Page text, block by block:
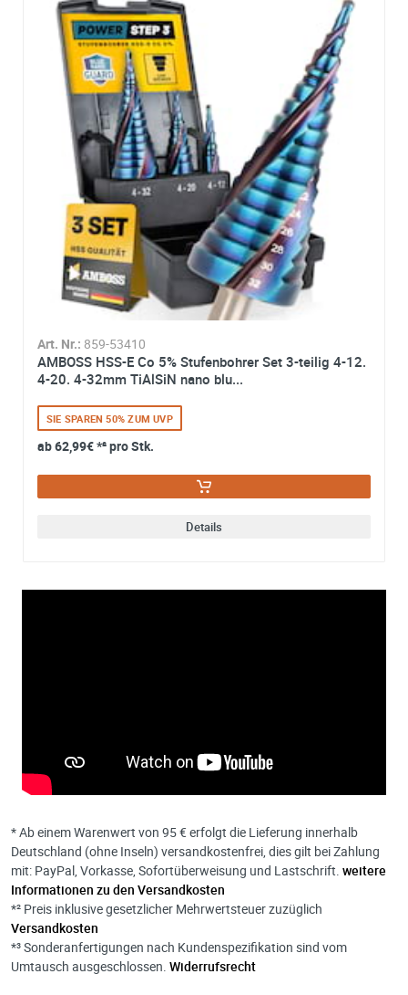
Art. Nr.: 859-53410
AMBOSS HSS-E Co 5% Stufenbohrer Set 3-teilig 4-12.
4-20. 4-32mm TiAlSiN nano blu...
SIE SPAREN 50% ZUM UVP
ab62,99€*² pro Stk.
Details
* Ab einem Warenwert von 95 € erfolgt die Lieferung innerhalb
Deutschland (ohne Inseln) versandkostenfrei, dies gilt bei Zahlung
mit: PayPal, Vorkasse, Sofortüberweisung und Lastschrift. weitere
Informationen zu den Versandkosten
*² Preis inklusive gesetzlicher Mehrwertsteuer zuzüglich
Versandkosten
*³ Sonderanfertigungen nach Kundenspezifikation sind vom
Umtausch ausgeschlossen. Widerrufsrecht